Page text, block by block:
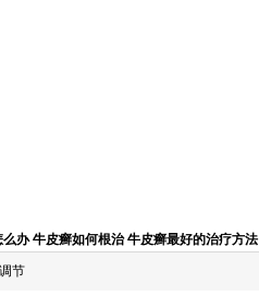
么办 牛皮癣如何根治 牛皮癣最好的治疗方法
节